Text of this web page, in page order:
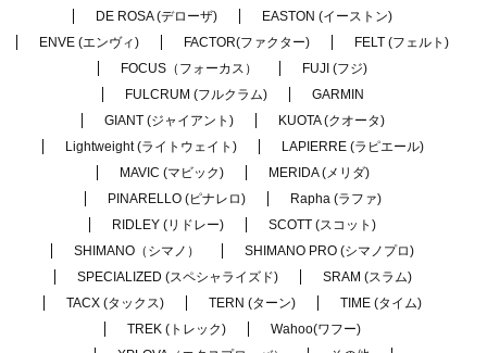
DE ROSA (デローザ)
EASTON (イーストン)
ENVE (エンヴィ)
FACTOR(ファクター)
FELT (フェルト)
FOCUS（フォーカス）
FUJI (フジ)
FULCRUM (フルクラム)
GARMIN
GIANT (ジャイアント)
KUOTA (クオータ)
Lightweight (ライトウェイト)
LAPIERRE (ラピエール)
MAVIC (マビック)
MERIDA (メリダ)
PINARELLO (ピナレロ)
Rapha (ラファ)
RIDLEY (リドレー)
SCOTT (スコット)
SHIMANO（シマノ）
SHIMANO PRO (シマノプロ)
SPECIALIZED (スペシャライズド)
SRAM (スラム)
TACX (タックス)
TERN (ターン)
TIME (タイム)
TREK (トレック)
Wahoo(ワフー)